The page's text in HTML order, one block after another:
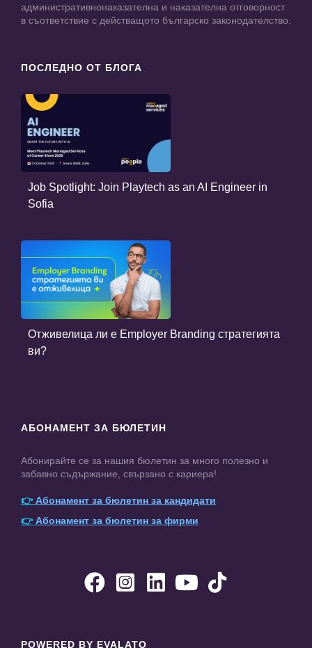
административнонаказателна и наказателна отговорност
в съответствие с действащото българско законодателство.
ПОСЛЕДНО ОТ БЛОГА
Job Spotlight: Join Playtech as an AI Engineer in
Sofia
Отживелица ли е Employer Branding стратегията
ви?
АБОНАМЕНТ ЗА БЮЛЕТИН
Абонирайте се за нашия бюлетин за много полезно и
забавно съдържание, свързано с кариера!
👉Абонамент за бюлетин за кандидати
👉Абонамент за бюлетин за фирми
    
POWERED BY EVALATO